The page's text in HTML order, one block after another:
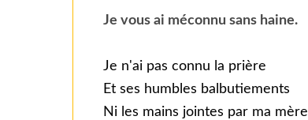
Je vous ai méconnu sans haine.
Je n'ai pas connu la prière
Et ses humbles balbutiements
Ni les mains jointes par ma mère